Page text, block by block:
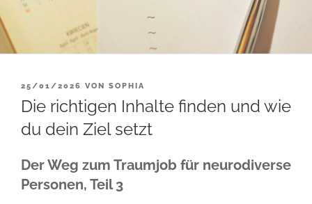
VERÖFFENTLICHT
AM
25/01/2026 VON SOPHIA
Die richtigen Inhalte finden und wie
du dein Ziel setzt
Der Weg zum Traumjob für neurodiverse
Personen, Teil 3